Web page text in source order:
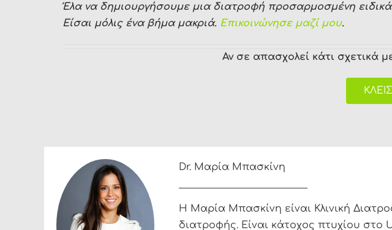
Έλα να δημιουργήσουμε μια διατροφή προσαρμοσμένη
Είσαι μόλις ένα βήμα μακριά. Επικοινώνησε μαζί μου.
Αν σε απασχολεί κάτι σχετικά
Dr. Μαρία Μπασκίνη
Η Μαρία Μπασκίνη είναι Κλινική
διατροφής. Είναι κάτοχος πτυχίου στο